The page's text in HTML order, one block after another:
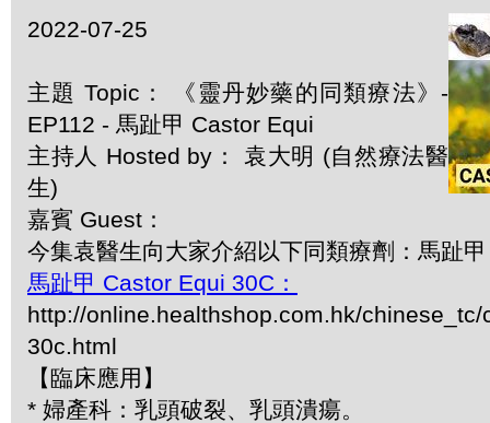
2022-07-25
主題 Topic： 《靈丹妙藥的同類療法》-
EP112 - 馬趾甲 Castor Equi
主持人 Hosted by： 袁大明 (自然療法醫
生)
嘉賓 Guest：
今集袁醫生向大家介紹以下同類療劑：馬趾
馬趾甲 Castor Equi 30C：
http://online.healthshop.com.hk/chinese_tc/
30c.html
【臨床應用】
* 婦產科：乳頭破裂、乳頭潰瘍。